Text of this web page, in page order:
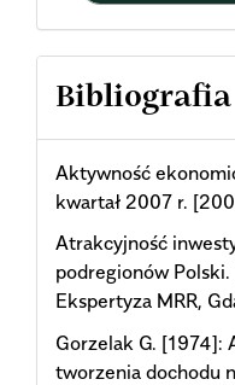
Bibliografia
Aktywność
kwartał 2007 r.
Atrakcyjność
podregionów
Ekspertyza MRR,
Gorzelak G. [1974]:
tworzenia dochodu